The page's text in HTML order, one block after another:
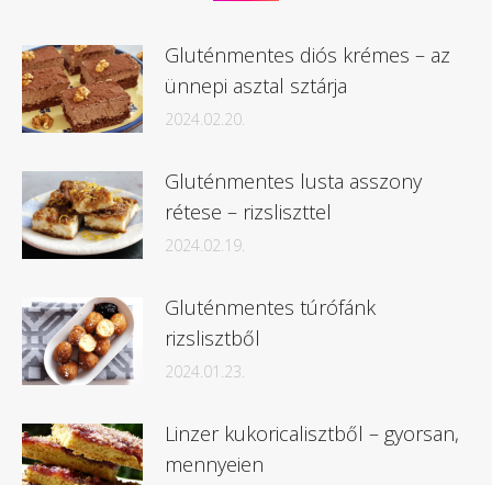
Gluténmentes diós krémes – az
ünnepi asztal sztárja
2024.02.20.
Gluténmentes lusta asszony
rétese – rizsliszttel
2024.02.19.
Gluténmentes túrófánk
rizslisztből
2024.01.23.
Linzer kukoricalisztből – gyorsan,
mennyeien